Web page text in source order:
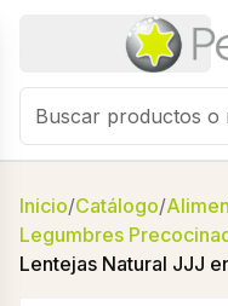
Inicio/Catálogo/
Legumbres
Lentejas Natural JJJ